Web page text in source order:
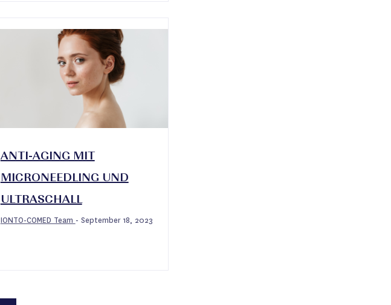
ANTI-AGING MIT
MICRONEEDLING UND
ULTRASCHALL
IONTO-COMED Team - September 18, 2023